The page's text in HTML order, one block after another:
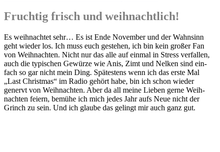
Fruchtig frisch und weihnachtlich!
Es weih­nach­tet sehr… Es ist Ende Novem­ber und der Wahn­sinn
geht wie­der los. Ich muss euch geste­hen, ich bin kein gro­ßer Fan
von Weih­nach­ten. Nicht nur das alle auf ein­mal in Stress ver­fal­len,
auch die typi­schen Gewür­ze wie Anis, Zimt und Nel­ken sind ein­
fach so gar nicht mein Ding. Spä­tes­tens wenn ich das ers­te Mal
„Last Christ­mas“ im Radio gehört habe, bin ich schon wie­der
genervt von Weih­nach­ten. Aber da all mei­ne Lie­ben ger­ne Weih­
nach­ten fei­ern, bemü­he ich mich jedes Jahr aufs Neue nicht der
Grinch zu sein. Und ich glau­be das gelingt mir auch ganz gut.